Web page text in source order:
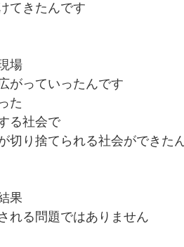
てきたんです
場
がっていったんです
た
る社会で
切り捨てられる社会ができた
果
れる問題ではありません